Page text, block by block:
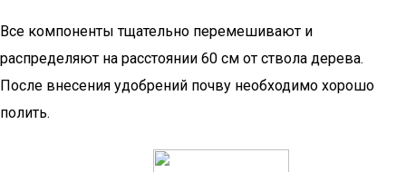
Все компоненты тщательно перемешивают и
распределяют на расстоянии 60 см от ствола дерева.
После внесения удобрений почву необходимо хорошо
полить.